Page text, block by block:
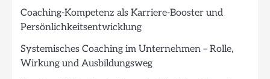
Coaching-Kompetenz als Karriere-Booster und
Persönlichkeitsentwicklung
Systemisches Coaching im Unternehmen – Rolle,
Wirkung und Ausbildungsweg